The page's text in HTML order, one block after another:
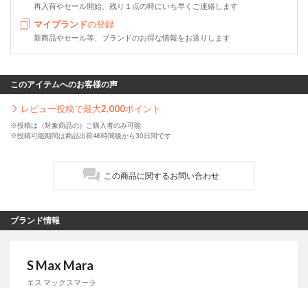
再入荷やセール開始、残り１点の時にいち早くご連絡します
マイブランドの登録
新商品やセール等、ブランドのお得な情報をお送りします
このアイテムへのお客様の声
レビュー投稿で最大2,000ポイント
※投稿は（対象商品の）ご購入者のみ可能
※投稿可能期間は商品出荷48時間後から30日間です
この商品に関するお問い合わせ
ブランド情報
S Max Mara
エス マックスマーラ